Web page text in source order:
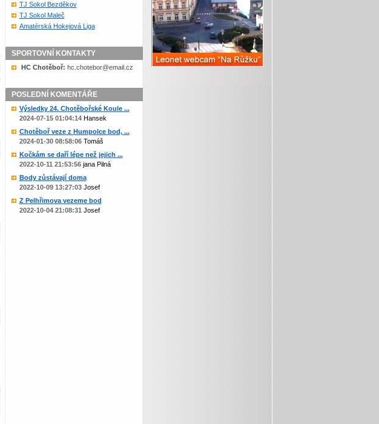
TJ Sokol Bezděkov
TJ Sokol Maleč
Amatérská Hokejová Liga
SPORTOVNÍ KONTAKTY
HC Chotěboř: zc.liame@robetohc.ch
POSLEDNÍ KOMENTÁŘE
Výsledky 24. Chotěbořské Koule ...
2024-07-15 01:04:14Hansek
Chotěboř veze z Humpolce bod, ...
2024-01-30 08:58:06Tomáš
Kočkám se daří lépe než jejich ...
2022-10-11 21:53:56jana Pilná
Body zůstávají doma
2022-10-09 13:27:03Josef
Z Pelhřimova vezeme bod
2022-10-04 21:08:31 Josef